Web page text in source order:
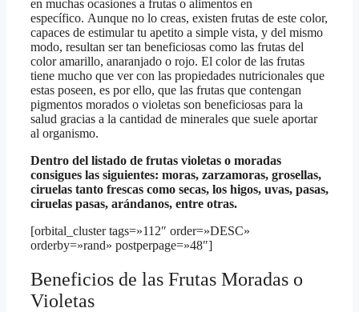
en muchas ocasiones a frutas o alimentos en
específico. Aunque no lo creas, existen frutas de este color,
capaces de estimular tu apetito a simple vista, y del mismo
modo, resultan ser tan beneficiosas como las frutas del
color amarillo, anaranjado o rojo. El color de las frutas
tiene mucho que ver con las propiedades nutricionales que
estas poseen, es por ello, que las frutas que contengan
pigmentos morados o violetas son beneficiosas para la
salud gracias a la cantidad de minerales que suele aportar
al organismo.
Dentro del listado de frutas violetas o moradas
consigues las siguientes: moras, zarzamoras, grosellas,
ciruelas tanto frescas como secas, los higos, uvas, pasas,
ciruelas pasas, arándanos, entre otras.
[orbital_cluster tags=»112″ order=»DESC»
orderby=»rand» postperpage=»48″]
Beneficios de las Frutas Moradas o
Violetas